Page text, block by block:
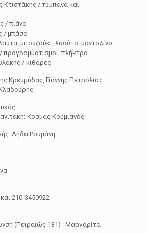
/ τύμπανα και
/ πιάνο
/ μπάσο
μπουζούκι, λαούτο, μαντολίνο
πλήκτρα
/ κιθάρες
Κρεμμύδας, Γιάννης Πετρόλιας
Κοσμάς Κουμιανός
Λήδα Ρουμάνη
210-3450922
(Πειραιώς 131) : Μαργαρίτα